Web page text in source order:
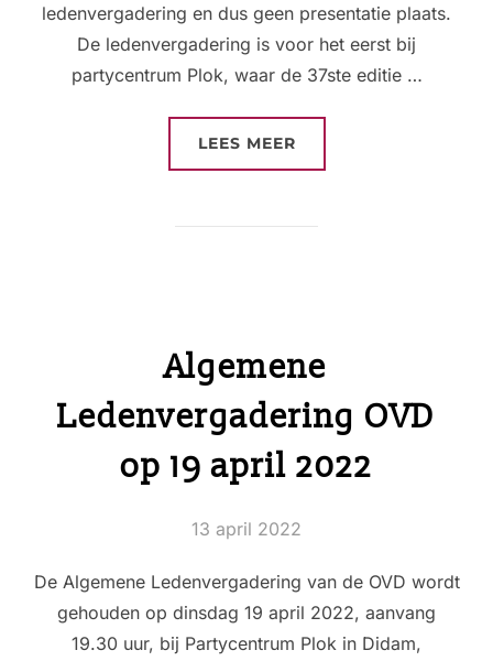
ledenvergadering en dus geen presentatie plaats.
De ledenvergadering is voor het eerst bij
partycentrum Plok, waar de 37ste editie …
LEES MEER“PRESENTATIE
Algemene
Ledenvergadering OVD
op 19 april 2022
Geplaatst
13 april 2022
De Algemene Ledenvergadering van de OVD wordt
gehouden op dinsdag 19 april 2022, aanvang
19.30 uur, bij Partycentrum Plok in Didam,